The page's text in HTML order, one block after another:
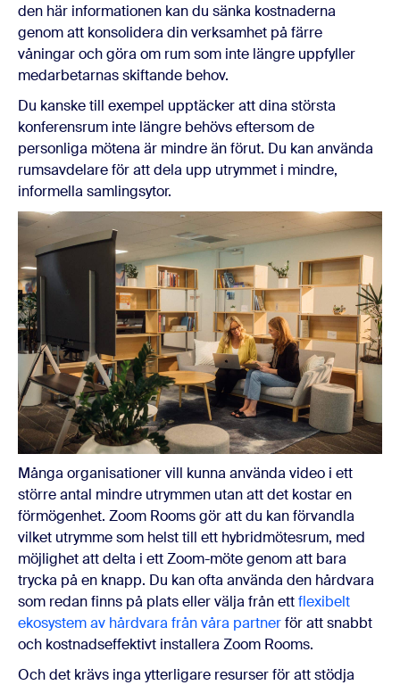
den här informationen kan du sänka kostnaderna
genom att konsolidera din verksamhet på färre
våningar och göra om rum som inte längre uppfyller
medarbetarnas skiftande behov.
Du kanske till exempel upptäcker att dina största
konferensrum inte längre behövs eftersom de
personliga mötena är mindre än förut. Du kan använda
rumsavdelare för att dela upp utrymmet i mindre,
informella samlingsytor.
Många organisationer vill kunna använda video i ett
större antal mindre utrymmen utan att det kostar en
förmögenhet. Zoom Rooms gör att du kan förvandla
vilket utrymme som helst till ett hybridmötesrum, med
möjlighet att delta i ett Zoom-möte genom att bara
trycka på en knapp. Du kan ofta använda den hårdvara
som redan finns på plats eller välja från ettflexibelt
ekosystem av hårdvara från våra partnerför att snabbt
och kostnadseffektivt installera Zoom Rooms.
Och det krävs inga ytterligare resurser för att stödja